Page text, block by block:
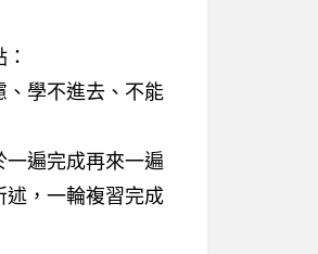
學不進去、不能
遍完成再來一遍
述，一輪複習完成